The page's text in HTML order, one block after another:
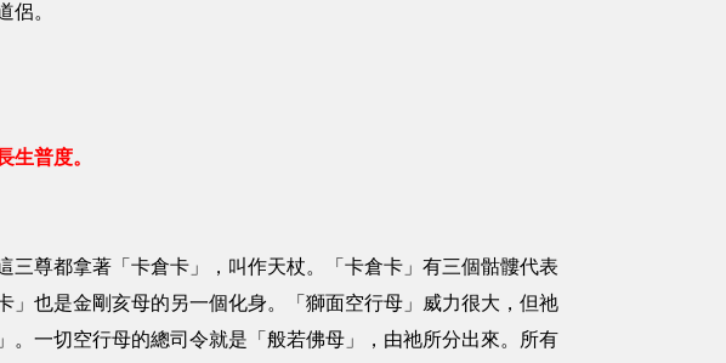
侶。
生普度。
三尊都拿著「卡倉卡」，叫作天杖。「卡倉卡」有三個骷髏代表
也是金剛亥母的另一個化身。「獅面空行母」威力很大，但祂
。一切空行母的總司令就是「般若佛母」，由祂所分出來。所有